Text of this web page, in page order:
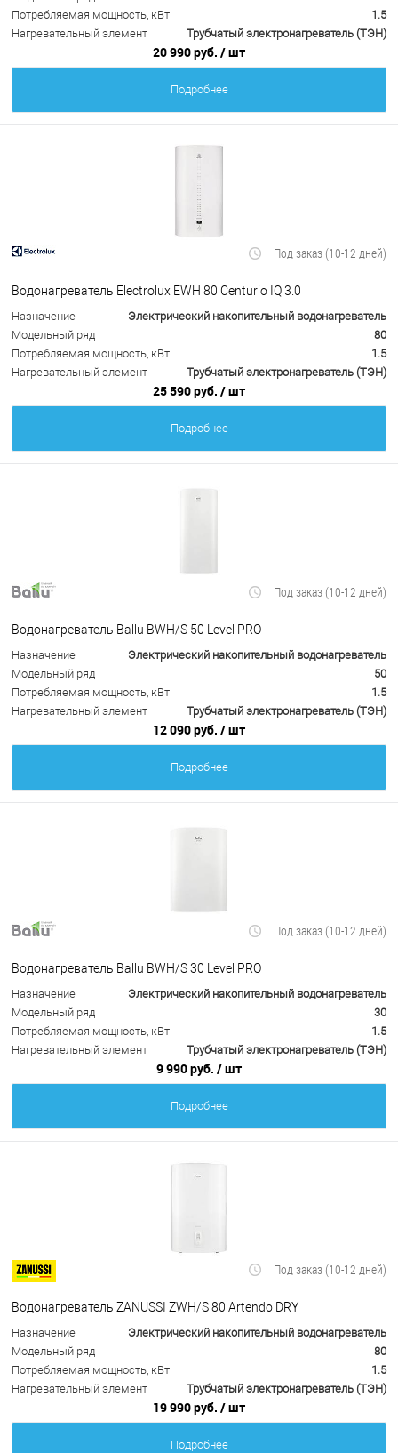
Потребляемая мощность, кВт
1.5
Нагревательный элемент
Трубчатый электронагреватель (ТЭН)
20 990 руб. / шт
Подробнее
Под заказ (10-12 дней)
Водонагреватель Electrolux EWH 80 Centurio IQ 3.0
Назначение
Электрический накопительный водонагреватель
Модельный ряд
80
Потребляемая мощность, кВт
1.5
Нагревательный элемент
Трубчатый электронагреватель (ТЭН)
25 590 руб. / шт
Подробнее
Под заказ (10-12 дней)
Водонагреватель Ballu BWH/S 50 Level PRO
Назначение
Электрический накопительный водонагреватель
Модельный ряд
50
Потребляемая мощность, кВт
1.5
Нагревательный элемент
Трубчатый электронагреватель (ТЭН)
12 090 руб. / шт
Подробнее
Под заказ (10-12 дней)
Водонагреватель Ballu BWH/S 30 Level PRO
Назначение
Электрический накопительный водонагреватель
Модельный ряд
30
Потребляемая мощность, кВт
1.5
Нагревательный элемент
Трубчатый электронагреватель (ТЭН)
9 990 руб. / шт
Подробнее
Под заказ (10-12 дней)
Водонагреватель ZANUSSI ZWH/S 80 Artendo DRY
Назначение
Электрический накопительный водонагреватель
Модельный ряд
80
Потребляемая мощность, кВт
1.5
Нагревательный элемент
Трубчатый электронагреватель (ТЭН)
19 990 руб. / шт
Подробнее